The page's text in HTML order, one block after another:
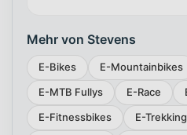
Mehr von Stevens
E-Bikes E-Mountainbikes
E-MTB Fullys
E-Race
E-Fitnessbikes
E-Trekking